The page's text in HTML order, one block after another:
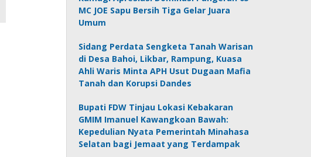
MC JOE Sapu Bersih Tiga Gelar Juara
Umum
Sidang Perdata Sengketa Tanah Warisan
di Desa Bahoi, Likbar, Rampung, Kuasa
Ahli Waris Minta APH Usut Dugaan Mafia
Tanah dan Korupsi Dandes
Bupati FDW Tinjau Lokasi Kebakaran
GMIM Imanuel Kawangkoan Bawah:
Kepedulian Nyata Pemerintah Minahasa
Selatan bagi Jemaat yang Terdampak